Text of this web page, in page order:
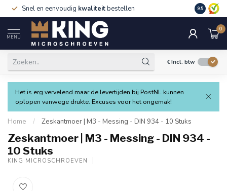
Snel en eenvoudig kwaliteitbestellen 9.5
MENU
0
€Incl. btw
Het is erg vervelend maar de levertijden bij PostNL kunnen
oplopen vanwege drukte. Excuses voor het ongemak!
Home / Zeskantmoer | M3 - Messing - DIN 934 - 10 Stuks
Zeskantmoer | M3 - Messing - DIN 934 -
10 Stuks
KING MICROSCHROEVEN